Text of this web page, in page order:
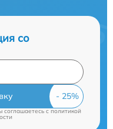
со
соглашаетесь c политикой